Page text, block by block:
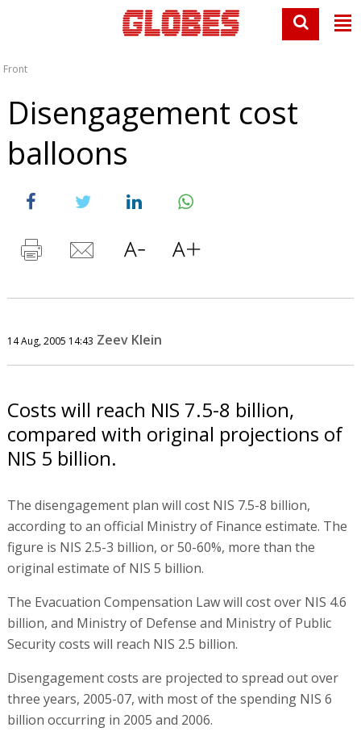
Front
Disengagement cost
balloons
14 Aug, 2005 14:43 Zeev Klein
Costs will reach NIS 7.5-8 billion,
compared with original projections of
NIS 5 billion.
The disengagement plan will cost NIS 7.5-8 billion,
according to an official Ministry of Finance estimate. The
figure is NIS 2.5-3 billion, or 50-60%, more than the
original estimate of NIS 5 billion.
The Evacuation Compensation Law will cost over NIS 4.6
billion, and Ministry of Defense and Ministry of Public
Security costs will reach NIS 2.5 billion.
Disengagement costs are projected to spread out over
three years, 2005-07, with most of the spending NIS 6
billion occurring in 2005 and 2006.